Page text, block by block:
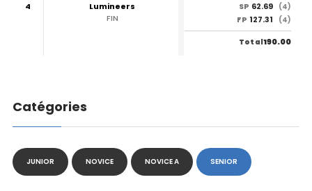
4
Lumineers
FIN
SP 62.69 (4)
FP 127.31 (4)
Total190.00
Catégories
JUNIOR NOVICE NOVICE A SENIOR